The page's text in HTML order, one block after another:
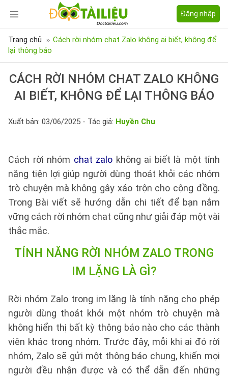
Đăng nhập
Trang chủ
Cách rời nhóm chat Zalo không ai biết, không để
lại thông báo
CÁCH RỜI NHÓM CHAT ZALO KHÔNG
AI BIẾT, KHÔNG ĐỂ LẠI THÔNG BÁO
Xuất bản: 03/06/2025 - Tác giả: Huyền Chu
Cách rời nhóm chat zalo không ai biết là một tính
năng tiện lợi giúp người dùng thoát khỏi các nhóm
trò chuyện mà không gây xáo trộn cho cộng đồng.
Trong Bài viết sẽ hướng dẫn chi tiết để bạn nắm
vững cách rời nhóm chat cũng như giải đáp một vài
thắc mắc.
TÍNH NĂNG RỜI NHÓM ZALO TRONG
IM LẶNG LÀ GÌ?
Rời nhóm Zalo trong im lặng là tính năng cho phép
người dùng thoát khỏi một nhóm trò chuyện mà
không hiển thị bất kỳ thông báo nào cho các thành
viên khác trong nhóm. Trước đây, mỗi khi ai đó rời
nhóm, Zalo sẽ gửi một thông báo chung, khiến mọi
người đều nhận được và có thể dẫn đến những